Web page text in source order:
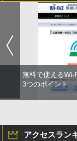
無料で使えるWi-
3つのポイント
アクセスラン